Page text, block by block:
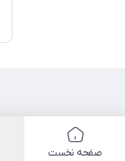
صفحه نخست